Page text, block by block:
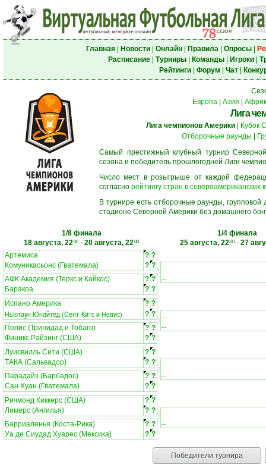
Главная| Новости| Онлайн| Правила| Опросы|
Расписание| Турниры| Команды| Игроки|
Рейтинги| Форум Чат|
Европа| Азия
Лига
Лига чемпионов Америки
Кубок
Отборочные раунды
Самый престижный клубный турнир
сезона и победитель прошлогодней Лиги
Число мест в розыгрыше от каждой
согласно рейтингу стран в североамериканских
В турнире есть отборочные раунды,
стадионе Северной Америки без домашнего
1/8 финала
18 августа, 2200- 20 августа, 2200
1/4 финала
25 августа, 2200- 27
Артемиса
? ?
Комуникасьонс (Гватемала)
? ?
АФК Академия (Теркс и Кайкос)
? ?
Баракоа
? ?
...
...
Испано Америка ? ?
Ньютаун Юнайтед (Сент-Китс и Невис) ? ?
Полис (Тринидад и Тобаго)
? ?
Финикс Райзинг (США)
? ?
...
...
Луисвилль Сити (США) ? ?
ТАКА (Сальвадор)
? ?
Парадайз (Барбадос)
? ?
Сан Хуан (Гватемала)
? ?
...
...
Ричмонд Киккерс (США) ? ?
Лимерс (Ангилья)
? ?
Барриаленья (Коста-Рика)
? ?
Уа де Сиудад Хуарес (Мексика)
? ?
...
...
Победители турнира